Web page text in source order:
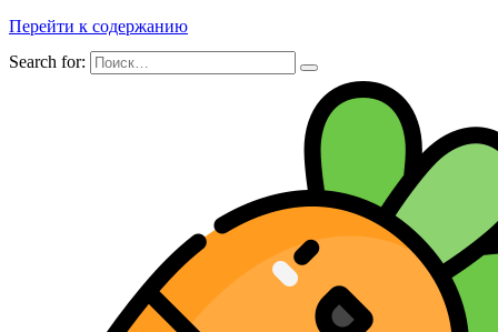
Перейти к содержанию
Search for: